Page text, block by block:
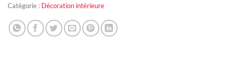
Catégorie : Décoration intérieure